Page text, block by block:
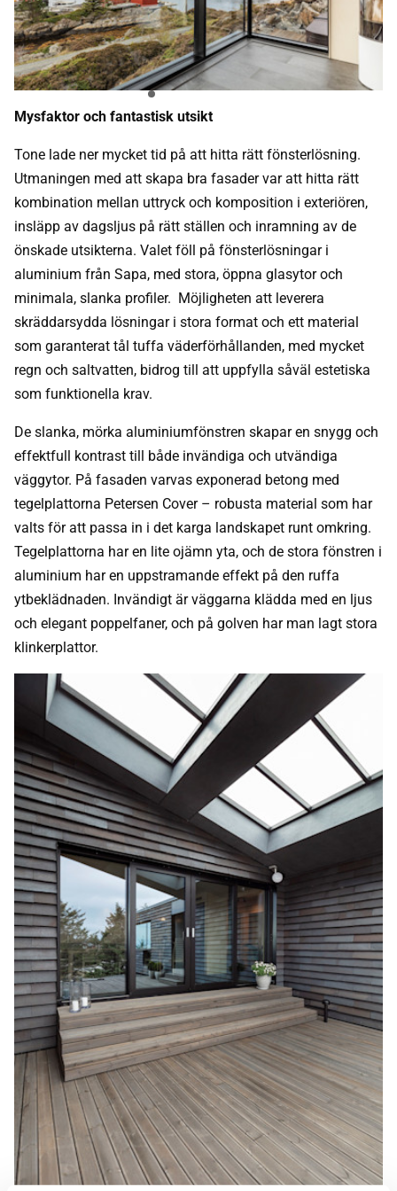
Mysfaktor och fantastisk utsikt
Tone lade ner mycket tid på att hitta rätt fönsterlösning.
Utmaningen med att skapa bra fasader var att hitta rätt
kombination mellan uttryck och komposition i exteriören,
insläpp av dagsljus på rätt ställen och inramning av de
önskade utsikterna. Valet föll på fönsterlösningar i
aluminium från Sapa, med stora, öppna glasytor och
minimala, slanka profiler. Möjligheten att leverera
skräddarsydda lösningar i stora format och ett material
som garanterat tål tuffa väderförhållanden, med mycket
regn och saltvatten, bidrog till att uppfylla såväl estetiska
som funktionella krav.
De slanka, mörka aluminiumfönstren skapar en snygg och
effektfull kontrast till både invändiga och utvändiga
väggytor. På fasaden varvas exponerad betong med
tegelplattorna Petersen Cover – robusta material som har
valts för att passa in i det karga landskapet runt omkring.
Tegelplattorna har en lite ojämn yta, och de stora fönstren i
aluminium har en uppstramande effekt på den ruffa
ytbeklädnaden. Invändigt är väggarna klädda med en ljus
och elegant poppelfaner, och på golven har man lagt stora
klinkerplattor.